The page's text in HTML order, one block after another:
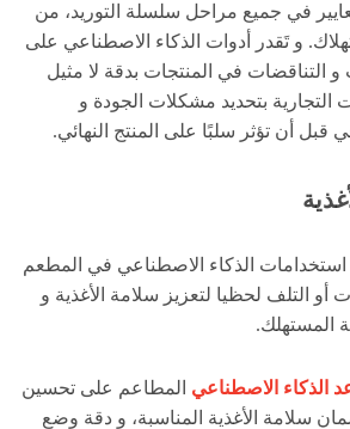
في جميع مراحل سلسلة التوريد، من
و تَقدر أدوات الذكاء الاصطناعي على
التناقضات في المنتجات بدقة لا مثيل
التجارية بتحديد مشكلات الجودة و
قبل أن تؤثر سلبًا على المنتج النهائي.
الذكاء الاصطناعي في المطعم
أو التلف لحظيا لتعزيز سلامة الأغذية و
المستهلك.
الذكاء الاصطناعي المطاعم على تحسين
سلامة الأغذية المناسبة، و دقة وضع